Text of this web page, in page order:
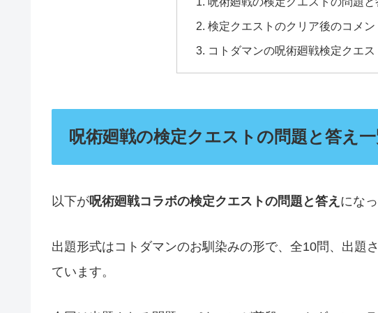
検定クエストのクリア後のコメン
コトダマンの呪術廻戦検定クエ
呪術廻戦の検定クエストの問題と答え
以下が呪術廻戦コラボの検定クエストの問題と答え にな
出題形式はコトダマンのお馴染みの形で、全10問、出題
ています。